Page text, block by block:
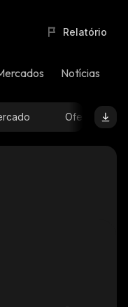
Relatório
Notícias
Oferta